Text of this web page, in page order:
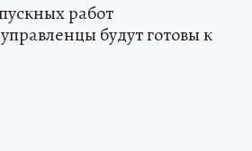
работ
будут готовы к